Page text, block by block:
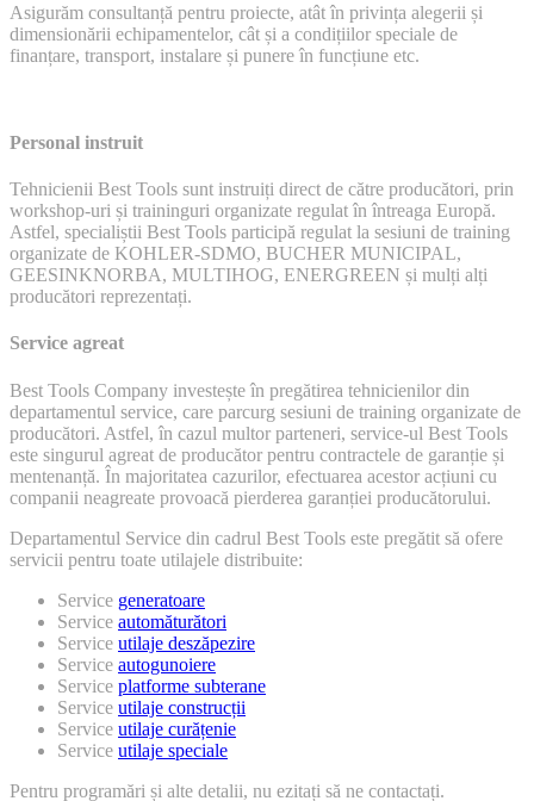
Asigurăm consultanță pentru proiecte, atât în privința alegerii și
dimensionării echipamentelor, cât și a condițiilor speciale de
finanțare, transport, instalare și punere în funcțiune etc.
Personal instruit
Tehnicienii Best Tools sunt instruiți direct de către producători, prin
workshop-uri și traininguri organizate regulat în întreaga Europă.
Astfel, specialiștii Best Tools participă regulat la sesiuni de training
organizate de KOHLER-SDMO, BUCHER MUNICIPAL,
GEESINKNORBA, MULTIHOG, ENERGREEN și mulți alți
producători reprezentați.
Service agreat
Best Tools Company investește în pregătirea tehnicienilor din
departamentul service, care parcurg sesiuni de training organizate de
producători. Astfel, în cazul multor parteneri, service-ul Best Tools
este singurul agreat de producător pentru contractele de garanție și
mentenanță. În majoritatea cazurilor, efectuarea acestor acțiuni cu
companii neagreate provoacă pierderea garanției producătorului.
Departamentul Service din cadrul Best Tools este pregătit să ofere
servicii pentru toate utilajele distribuite:
Service generatoare
Service automăturători
Service utilaje deszăpezire
Service autogunoiere
Service platforme subterane
Service utilaje construcții
Service utilaje curățenie
Service utilaje speciale
Pentru programări și alte detalii, nu ezitați să ne contactați.